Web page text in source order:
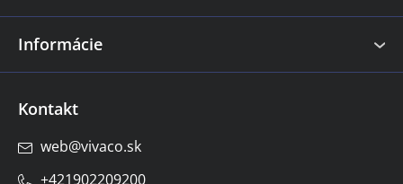
Informácie
Kontakt
web@vivaco.sk
+421902209200